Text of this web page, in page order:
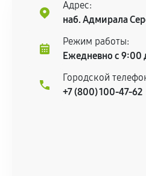
Адрес:
наб. Адмирала
Режим работы:
Ежедневно с 9:00
Городской
+7 (800) 100-47-62